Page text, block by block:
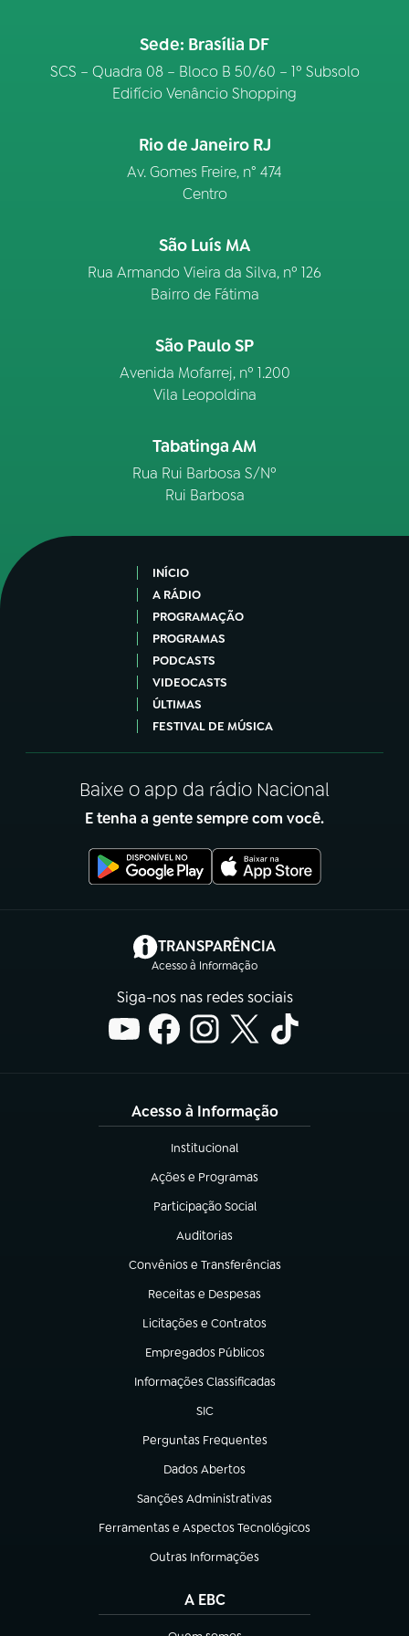
Sede: Brasília DF
SCS – Quadra 08 – Bloco B 50/60 – 1º Subsolo
Edifício Venâncio Shopping
Rio de Janeiro RJ
Av. Gomes Freire, n° 474
Centro
São Luís MA
Rua Armando Vieira da Silva, nº 126
Bairro de Fátima
São Paulo SP
Avenida Mofarrej, nº 1.200
Vila Leopoldina
Tabatinga AM
Rua Rui Barbosa S/Nº
Rui Barbosa
INÍCIO
A RÁDIO
PROGRAMAÇÃO
PROGRAMAS
PODCASTS
VIDEOCASTS
ÚLTIMAS
FESTIVAL DE MÚSICA
Baixe o app da rádio Nacional
E tenha a gente sempre com você.
TRANSPARÊNCIA
Acesso à Informação
(abre em nova aba)
Siga-nos nas redes sociais
Acesso à Informação
Institucional
(abre em nova aba)
Ações e Programas
(abre em nova aba)
Participação Social
(abre em nova aba)
Auditorias
(abre em nova aba)
Convênios e Transferências
(abre em nova aba)
Receitas e Despesas
(abre em nova aba)
Licitações e Contratos
(abre em nova aba)
Empregados Públicos
(abre em nova aba)
Informações Classificadas
(abre em nova aba)
SIC
(abre em nova aba)
Perguntas Frequentes
(abre em nova aba)
Dados Abertos
(abre em nova aba)
Sanções Administrativas
(abre em nova aba)
Ferramentas e Aspectos Tecnológicos
(abre em nova aba)
Outras Informações
(abre em nova aba)
A EBC